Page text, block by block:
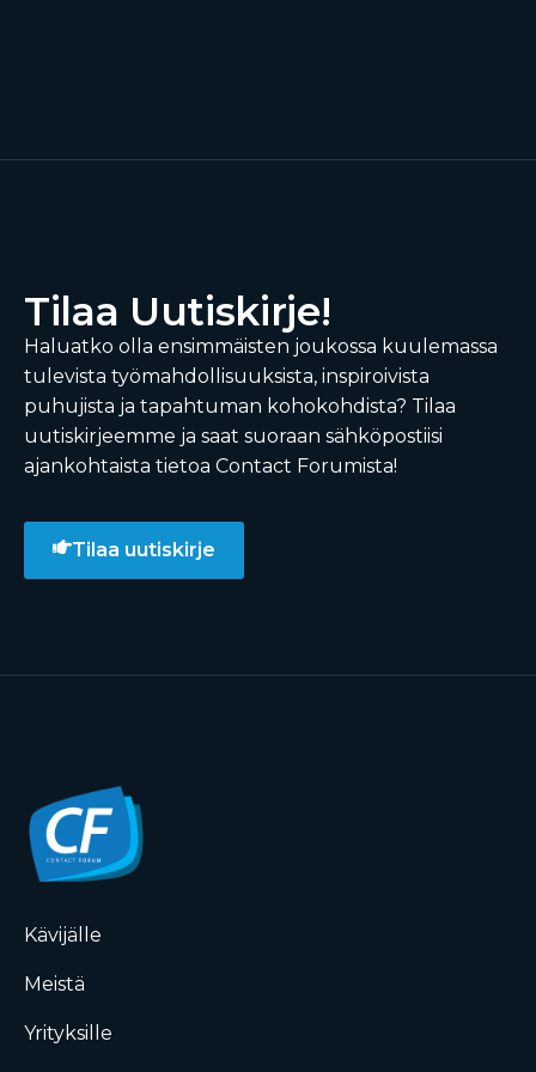
Tilaa Uutiskirje!
Haluatko olla ensimmäisten joukossa kuulemassa
tulevista työmahdollisuuksista, inspiroivista
puhujista ja tapahtuman kohokohdista? Tilaa
uutiskirjeemme ja saat suoraan sähköpostiisi
ajankohtaista tietoa Contact Forumista!
Tilaa uutiskirje
Kävijälle
Meistä
Yrityksille